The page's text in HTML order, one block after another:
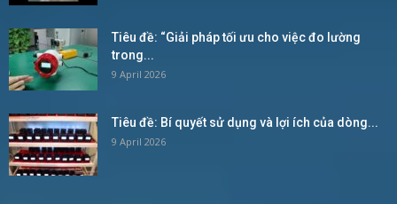
Tiêu đề: “Giải pháp tối ưu cho việc đo lường
trong...
9 April 2026
Tiêu đề: Bí quyết sử dụng và lợi ích của dòng...
9 April 2026